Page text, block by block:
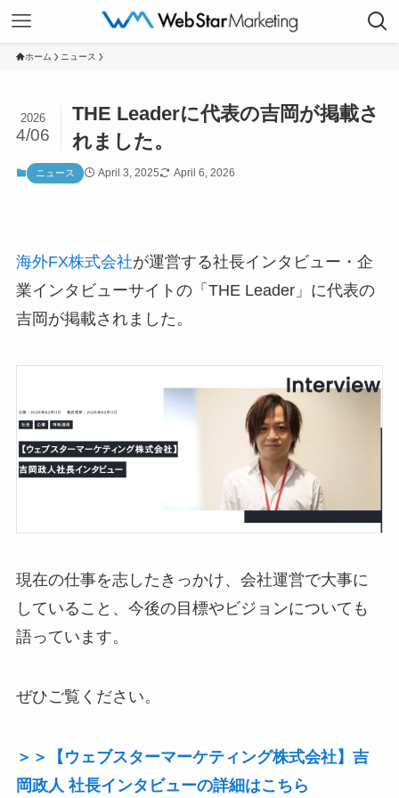
ホーム ニュース
THE Leaderに代表の吉岡が掲載さ
れました。
2026
4/06
ニュース April 3, 2025 April 6, 2026
海外FX株式会社が運営する社長インタビュー・企
業インタビューサイトの「THE Leader」に代表の
吉岡が掲載されました。
現在の仕事を志したきっかけ、会社運営で大事に
していること、今後の目標やビジョンについても
語っています。
ぜひご覧ください。
＞＞【ウェブスターマーケティング株式会社】吉
岡政人 社長インタビューの詳細はこちら